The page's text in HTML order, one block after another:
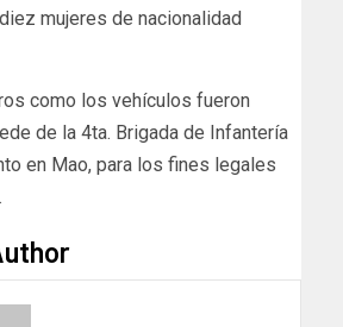
mujeres de nacionalidad
como los vehículos fueron
de la 4ta. Brigada de Infantería
en Mao, para los fines legales